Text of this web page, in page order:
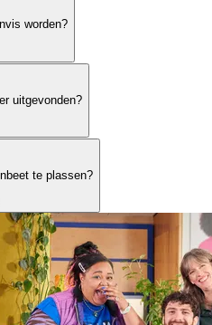
worden?
uitgevonden?
te plassen?